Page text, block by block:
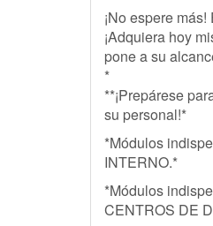
¡No espere
¡Adquiera hoy
pone a su
*
**¡Prepárese
su personal!*
*Módulos
INTERNO.*
*Módulos
CENTROS DE